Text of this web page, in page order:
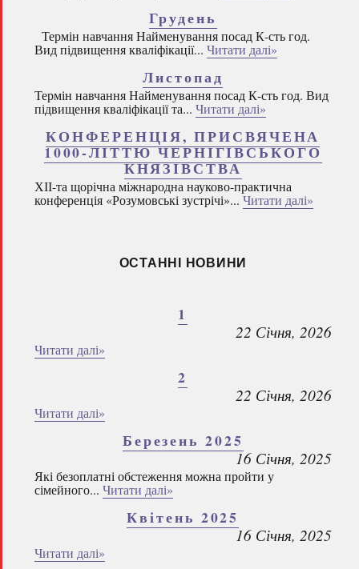
Грудень
Термін навчання Найменування посад К-сть год.
Вид підвищення кваліфікації... Читати далі»
Листопад
Термін навчання Найменування посад К-сть год. Вид
підвищення кваліфікації та... Читати далі»
КОНФЕРЕНЦІЯ, ПРИСВЯЧЕНА
1000-ЛІТТЮ ЧЕРНІГІВСЬКОГО
КНЯЗІВСТВА
ХІІ-та щорічна міжнародна науково-практична
конференція «Розумовські зустрічі»... Читати далі»
ОСТАННІ НОВИНИ
1
22 Січня, 2026
Читати далі»
2
22 Січня, 2026
Читати далі»
Березень 2025
16 Січня, 2025
Які безоплатні обстеження можна пройти у
сімейного... Читати далі»
Квітень 2025
16 Січня, 2025
Читати далі»